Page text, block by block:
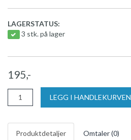
LAGERSTATUS:
3 stk. på lager
195,-
LEGG I HANDLEKURVEN
Produktdetaljer Omtaler (0)